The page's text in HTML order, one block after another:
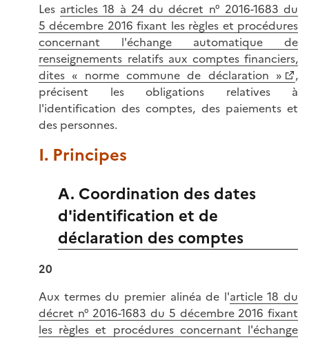
Les articles 18 à 24 du décret n° 2016-1683 du
5 décembre 2016 fixant les règles et procédures
concernant l'échange automatique de
renseignements relatifs aux comptes financiers,
dites « norme commune de déclaration »
,
précisent les obligations relatives à
l'identification des comptes, des paiements et
des personnes.
I. Principes
A. Coordination des dates
d'identification et de
déclaration des comptes
20
Aux termes du premier alinéa de l'article 18 du
décret n° 2016-1683 du 5 décembre 2016 fixant
les règles et procédures concernant l'échange